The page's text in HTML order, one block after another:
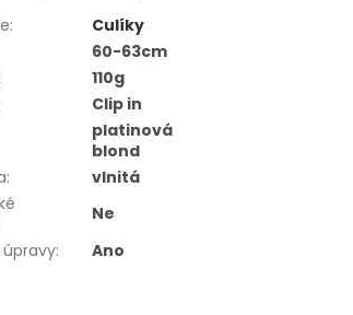
:
Culíky
60-63cm
110g
Clip in
platinová
blond
:
vlnitá
Ne
: Ano